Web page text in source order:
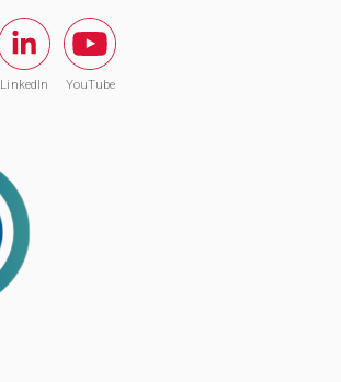
LinkedIn YouTube